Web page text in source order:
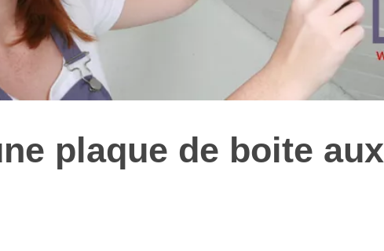
plaque de boite aux